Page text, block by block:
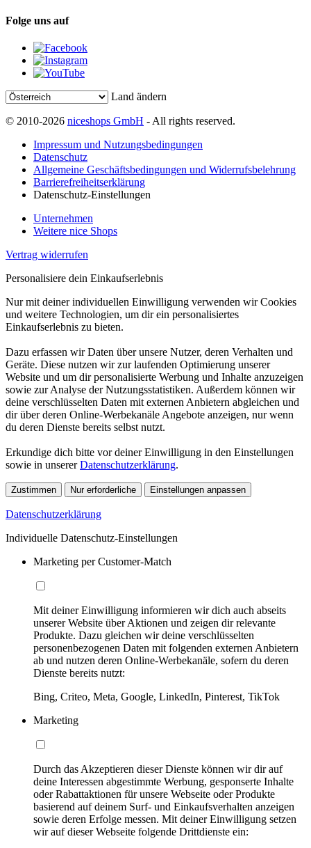
Folge uns auf
Land ändern
© 2010-2026 niceshops GmbH - All rights reserved.
Impressum und Nutzungsbedingungen
Datenschutz
Allgemeine Geschäftsbedingungen und Widerrufsbelehrung
Barrierefreiheitserklärung
Datenschutz-Einstellungen
Unternehmen
Weitere nice Shops
Vertrag widerrufen
Personalisiere dein Einkaufserlebnis
Nur mit deiner individuellen Einwilligung verwenden wir Cookies
und weitere Technologien, um dir ein personalisiertes
Einkaufserlebnis zu bieten.
Dazu erfassen wir Daten über unsere Nutzer, deren Verhalten und
Geräte. Diese nutzen wir zur laufenden Optimierung unserer
Website und um dir personalisierte Werbung und Inhalte anzuzeigen
sowie zur Analyse der Nutzungsstatistiken. Außerdem können wir
deine verschlüsselten Daten mit externen Anbietern abgleichen und
dir über deren Online-Werbekanäle Angebote anzeigen, nur wenn
du deren Dienste bereits selbst nutzt.
Erkundige dich bitte vor deiner Einwilligung in den Einstellungen
sowie in unsererDatenschutzerklärung.
Zustimmen Nur erforderliche Einstellungen anpassen
Datenschutzerklärung
Individuelle Datenschutz-Einstellungen
Marketing per Customer-Match
Mit deiner Einwilligung informieren wir dich auch abseits
unserer Website über Aktionen und zeigen dir relevante
Produkte. Dazu gleichen wir deine verschlüsselten
personenbezogenen Daten mit folgenden externen Anbietern
ab und nutzen deren Online-Werbekanäle, sofern du deren
Dienste bereits nutzt:
Bing, Criteo, Meta, Google, LinkedIn, Pinterest, TikTok
Marketing
Durch das Akzeptieren dieser Dienste können wir dir auf
deine Interessen abgestimmte Werbung, gesponserte Inhalte
oder Rabattaktionen für unsere Webseite oder Produkte
basierend auf deinem Surf- und Einkaufsverhalten anzeigen
sowie deren Erfolge messen. Mit deiner Einwilligung setzen
wir auf dieser Webseite folgende Drittdienste ein: